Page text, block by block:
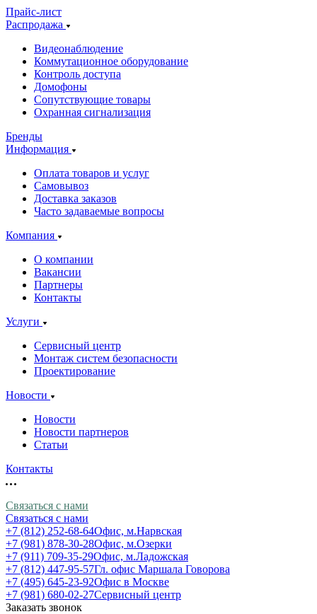
Прайс-лист
Распродажа
Видеонаблюдение
Коммутационное оборудование
Контроль доступа
Домофоны
Сопутствующие товары
Охранная сигнализация
Бренды
Информация
Оплата товаров и услуг
Самовывоз
Доставка заказов
Часто задаваемые вопросы
Компания
О компании
Вакансии
Партнеры
Контакты
Услуги
Сервисный центр
Монтаж систем безопасности
Проектирование
Новости
Новости
Новости партнеров
Статьи
Контакты
Связаться с нами
Связаться с нами
+7 (812) 252-68-64Офис, м.Нарвская
+7 (981) 878-30-28Офис, м.Озерки
+7 (911) 709-35-29Офис, м.Ладожская
+7 (812) 447-95-57Гл. офис Маршала Говорова
+7 (495) 645-23-92Офис в Москве
+7 (981) 680-02-27Сервисный центр
Заказать звонок